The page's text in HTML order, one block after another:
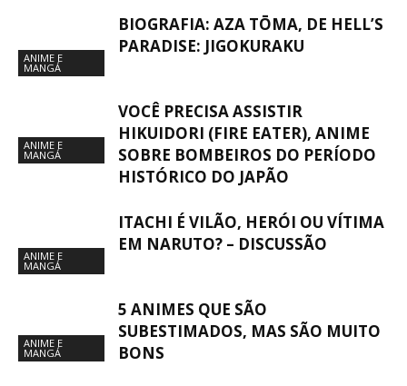
ANIME E
MANGÁ
BIOGRAFIA: AZA TŌMA, DE HELL’S
PARADISE: JIGOKURAKU
ANIME E
MANGÁ
VOCÊ PRECISA ASSISTIR
HIKUIDORI (FIRE EATER), ANIME
SOBRE BOMBEIROS DO PERÍODO
HISTÓRICO DO JAPÃO
ANIME E
MANGÁ
ITACHI É VILÃO, HERÓI OU VÍTIMA
EM NARUTO? – DISCUSSÃO
ANIME E
MANGÁ
5 ANIMES QUE SÃO
SUBESTIMADOS, MAS SÃO MUITO
BONS